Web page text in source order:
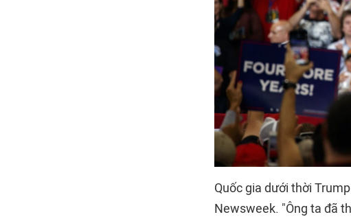
Quốc gia dưới thời
Newsweek. "Ông ta đã